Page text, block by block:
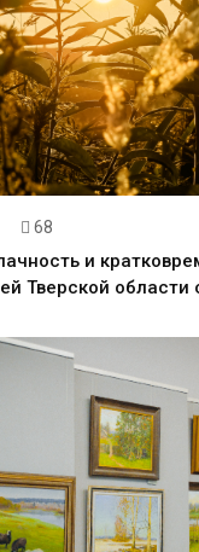
68
и
Тверской области